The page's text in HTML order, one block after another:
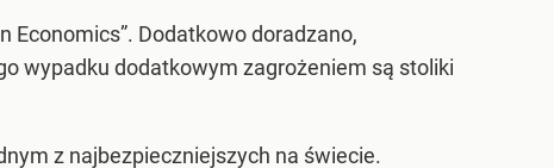
Economics”. Dodatkowo doradzano,
wypadku dodatkowym zagrożeniem są stoliki
z najbezpieczniejszych na świecie.